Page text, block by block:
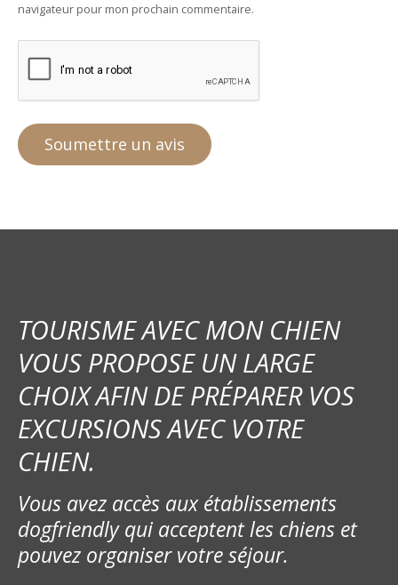
navigateur pour mon prochain commentaire.
TOURISME AVEC MON CHIEN
VOUS PROPOSE UN LARGE
CHOIX AFIN DE PRÉPARER VOS
EXCURSIONS AVEC VOTRE
CHIEN.
Vous avez accès aux établissements
dogfriendly qui acceptent les chiens et
pouvez organiser votre séjour.